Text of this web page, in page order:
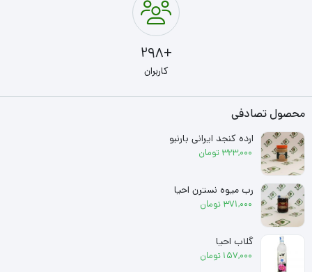
+298
کاربران
محصول تصادفی
ارده کنجد ایرانی بارنبو
323,000 تومان
رب میوه نسترن احیا
371,000 تومان
گلاب احیا
157,000 تومان